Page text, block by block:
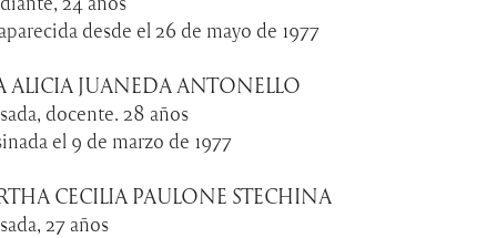
desde el 26 de mayo de 1977
ALICIA JUANEDA ANTONELLO
docente. 28 años
el 9 de marzo de 1977
CECILIA PAULONE STECHINA
27 años